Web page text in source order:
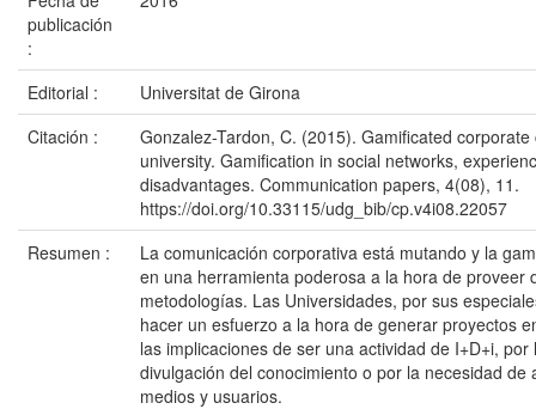
publicación
:
Editorial :
Universitat de Girona
Citación :
Gonzalez-Tardon, C. (2015). Gamificated
university. Gamification in social networks,
disadvantages. Communication papers, 4(08), 11.
https://doi.org/10.33115/udg_bib/cp.v4i08.22057
Resumen :
La comunicación corporativa está mutando y la
en una herramienta poderosa a la hora de proveer
metodologías. Las Universidades, por sus
hacer un esfuerzo a la hora de generar proyectos
las implicaciones de ser una actividad de I+D+i,
divulgación del conocimiento o por la necesidad de
medios y usuarios.